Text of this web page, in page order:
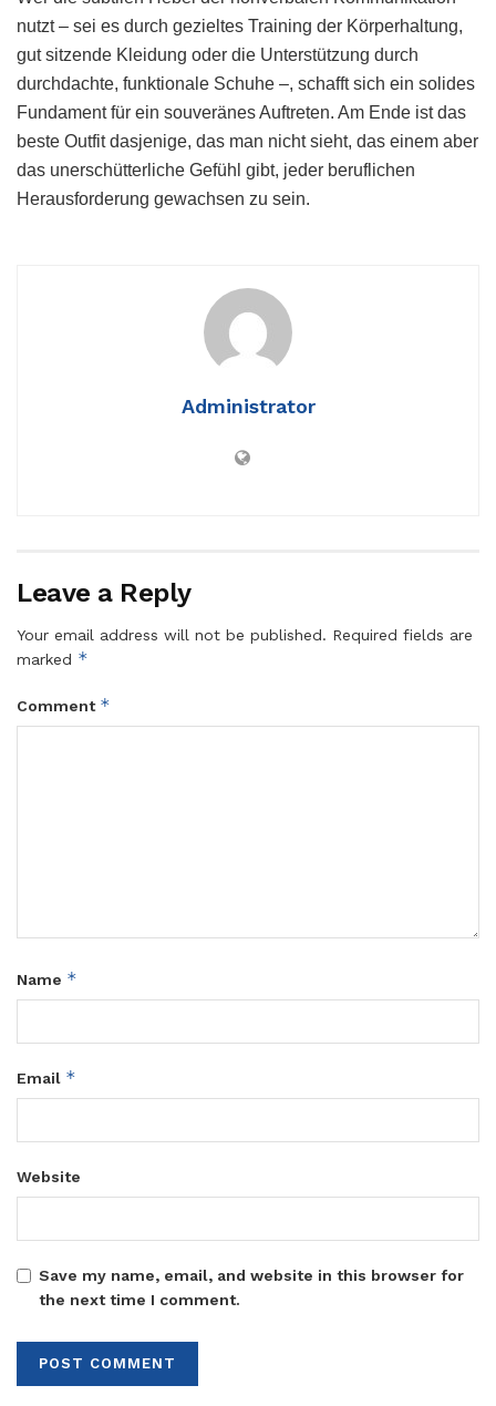
nutzt – sei es durch gezieltes Training der Körperhaltung,
gut sitzende Kleidung oder die Unterstützung durch
durchdachte, funktionale Schuhe –, schafft sich ein solides
Fundament für ein souveränes Auftreten. Am Ende ist das
beste Outfit dasjenige, das man nicht sieht, das einem aber
das unerschütterliche Gefühl gibt, jeder beruflichen
Herausforderung gewachsen zu sein.
Administrator
Leave a Reply
Your email address will not be published. Required fields are
marked *
Comment *
Name *
Email *
Website
Save my name, email, and website in this browser for
the next time I comment.